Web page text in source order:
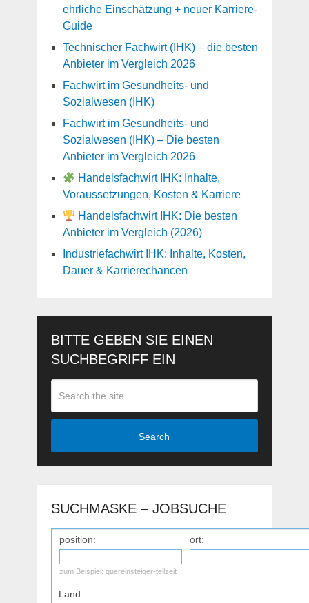
ehrliche Einschätzung + neuer Karriere-
Guide
Technischer Fachwirt (IHK) – die besten
Anbieter im Vergleich 2026
Fachwirt im Gesundheits- und
Sozialwesen (IHK)
Fachwirt im Gesundheits- und
Sozialwesen (IHK) – Die besten
Anbieter im Vergleich 2026
Handelsfachwirt IHK: Inhalte,
Voraussetzungen, Kosten & Karriere
Handelsfachwirt IHK: Die besten
Anbieter im Vergleich (2026)
Industriefachwirt IHK: Inhalte, Kosten,
Dauer & Karrierechancen
BITTE GEBEN SIE EINEN
SUCHBEGRIFF EIN
Search
SUCHMASKE – JOBSUCHE
position: ort:
zum Beispiel: quereinsteiger-teilzeit
Land: